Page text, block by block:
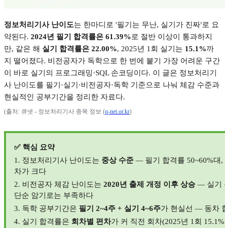
정보처리기사 난이도는 한마디로 '필기는 무난, 실기가 진짜'로 요
약된다. 2024년 필기 합격률은 61.39%로 절반 이상이 통과하지
만, 같은 해 실기 합격률은 22.00%, 2025년 1 회 실기는 15.1%까
지 떨어졌다. 비전공자가 독학으로 한 번에 붙기 가장 어려운 구간
이 바로 실기의 프로그래밍·SQL 손코딩이다. 이 글은 정보처리기
사 난이도를 필기 ·실기 ·비전공자·독학 기준으로 나눠 체감 수준과
현실적인 공부기간을 정리한 자료다.
(출처 : 큐넷 - 정보처리기사 종목 정보 (q-net.or.kr)
✅ 핵심 요약
1. 정보처리기사 난이도는 중상 수준 — 필기 합격률 50~60%대 ,
차가 크다
2. 비전공자 체감 난이도는 2020년 출제 개정 이후 상승 — 실기
단순 암기로는 부족하다
3. 독학 공부기간은 필기 2~4주 + 실기 4~6주가 현실선 — 동차
4. 실기 합격률은 회차별 편차가 커 직전 회차(2025년 1회